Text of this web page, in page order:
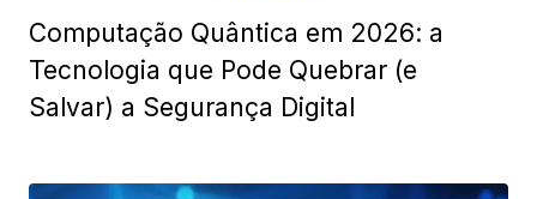
Computação Quântica em 2026: a
Tecnologia que Pode Quebrar (e
Salvar) a Segurança Digital